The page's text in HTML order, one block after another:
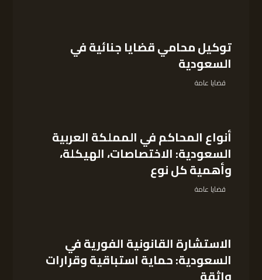
توكيل محامي قضايا جنائية في
السعودية
قضايا عامة
أنواع المحاكم في المملكة العربية
السعودية: الاختصاصات، الهيكلة،
وأهمية كل نوع
قضايا عامة
الاستشارة القانونية الفورية في
السعودية: حماية استباقية وقرارات